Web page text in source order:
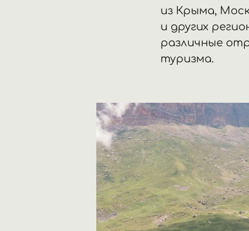
из Крыма,
и других
различные
туризма.